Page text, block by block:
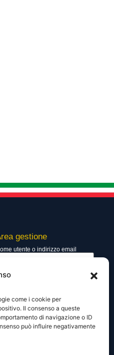
come i cookie per
Il consenso a queste
di navigazione o ID
può influire negativamente
gestione
utente o indirizzo email
Ricordami